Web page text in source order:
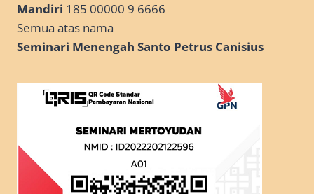
Mandiri 185 00000 9 6666
Semua atas nama
Seminari Menengah Santo Petrus Canisius